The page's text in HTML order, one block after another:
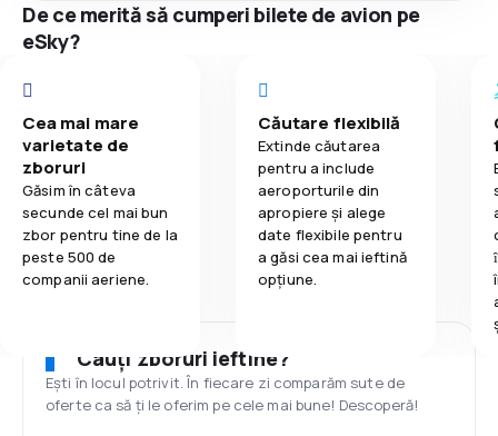
De ce merită să cumperi bilete de avion pe
eSky?
Cea mai mare
varietate de
zboruri
Găsim în câteva
secunde cel mai bun
zbor pentru tine de la
peste 500 de
companii aeriene.
Căutare flexibilă
Extinde căutarea
pentru a include
aeroporturile din
apropiere și alege
date flexibile pentru
a găsi cea mai ieftină
opțiune.
Cauți zboruri ieftine?
Ești în locul potrivit. În fiecare zi comparăm sute de
oferte ca să ți le oferim pe cele mai bune! Descoperă!